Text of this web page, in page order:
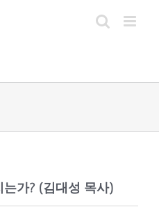
가? (김대성 목사)